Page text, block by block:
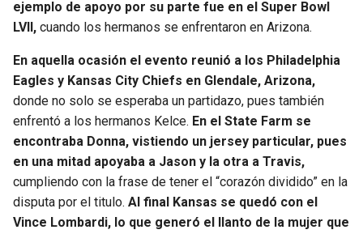
ejemplo de apoyo por su parte fue en el Super Bowl
LVII, cuando los hermanos se enfrentaron en Arizona.
En aquella ocasión el evento reunió a los Philadelphia
Eagles y Kansas City Chiefs en Glendale, Arizona,
donde no solo se esperaba un partidazo, pues también
enfrentó a los hermanos Kelce. En el State Farm se
encontraba Donna, vistiendo un jersey particular, pues
en una mitad apoyaba a Jason y la otra a Travis,
cumpliendo con la frase de tener el “corazón dividido” en la
disputa por el titulo. Al final Kansas se quedó con el
Vince Lombardi, lo que generó el llanto de la mujer que